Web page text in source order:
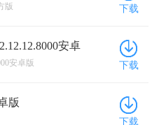
版 下载
安卓
安卓版 下载
版
下载